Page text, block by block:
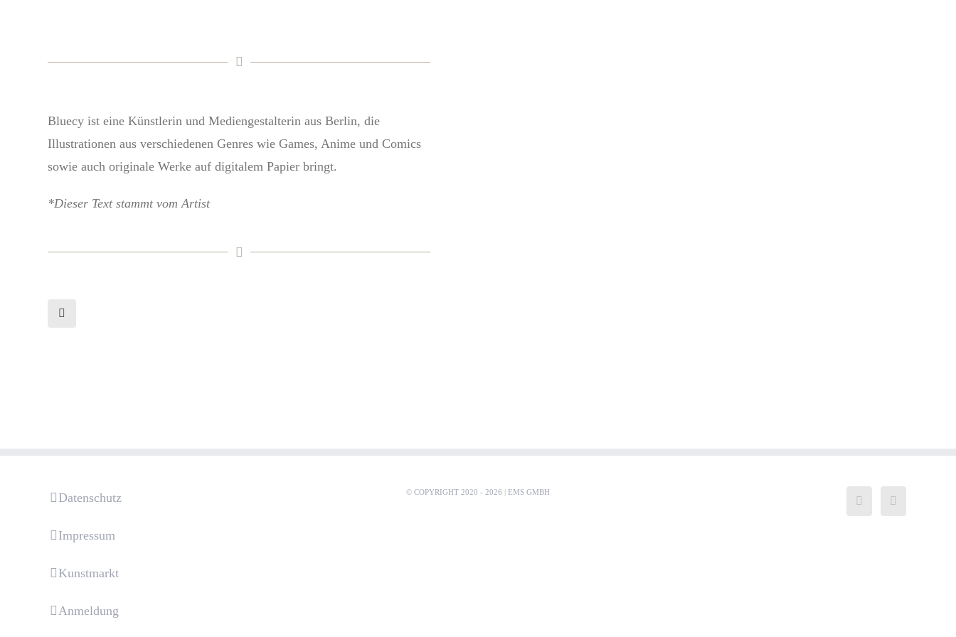
Bluecy ist eine Künstlerin und Mediengestalterin aus Berlin, die
Illustrationen aus verschiedenen Genres wie Games, Anime und Comics
sowie auch originale Werke auf digitalem Papier bringt.
*Dieser Text stammt vom Artist
Datenschutz
Impressum
Kunstmarkt
Anmeldung
© COPYRIGHT 2020 - 2026 | EMS GMBH